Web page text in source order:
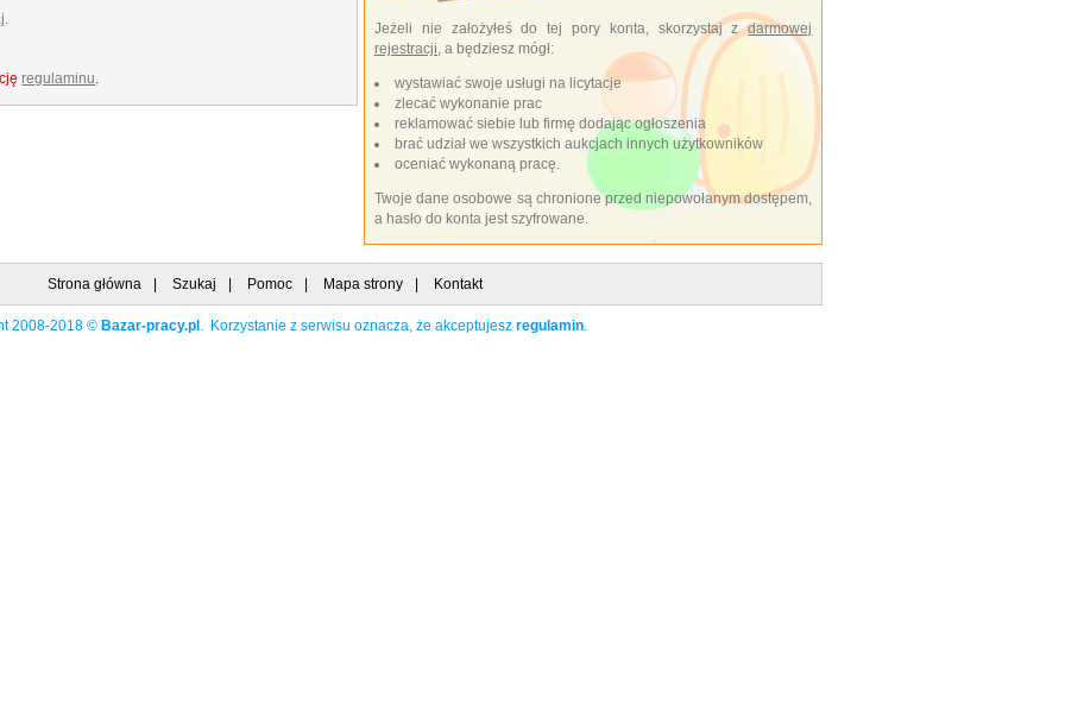
.
regulaminu.
Jeżeli nie założyłeś do tej pory konta, skorzystaj zdarmowej
rejestracji, a będziesz mógł:
wystawiać swoje usługi na licytacje
zlecać wykonanie prac
reklamować siebie lub firmę dodając ogłoszenia
brać udział we wszystkich aukcjach innych użytkowników
oceniać wykonaną pracę.
Twoje dane osobowe są chronione przed niepowołanym dostępem,
a hasło do konta jest szyfrowane.
Strona główna Szukaj Pomoc Mapa strony Kontakt
2008-2018 © Bazar-pracy.pl . Korzystanie z serwisu oznacza, że akceptujesz regulamin.